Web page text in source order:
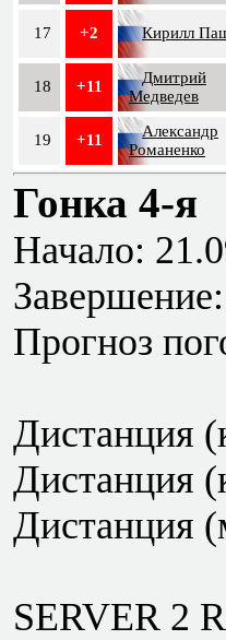
17 +2 Кирилл
18 +11
Дмитрий
Медведев
19 +11
Александр
Романенко
Гонка 4-я
Начало:
Прогноз
Дистанция
Дистанция
Дистанция
SERVER 2